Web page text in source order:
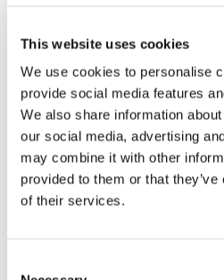
This website uses cookies
We use cookies to personalise
provide social media features
We also share information
our social media, advertising
may combine it with other
provided to them or that
of their services.
L-mapje A4 formaat:
Gestel, Singer Laren
€ 3,50
Meer van Singer, Laren